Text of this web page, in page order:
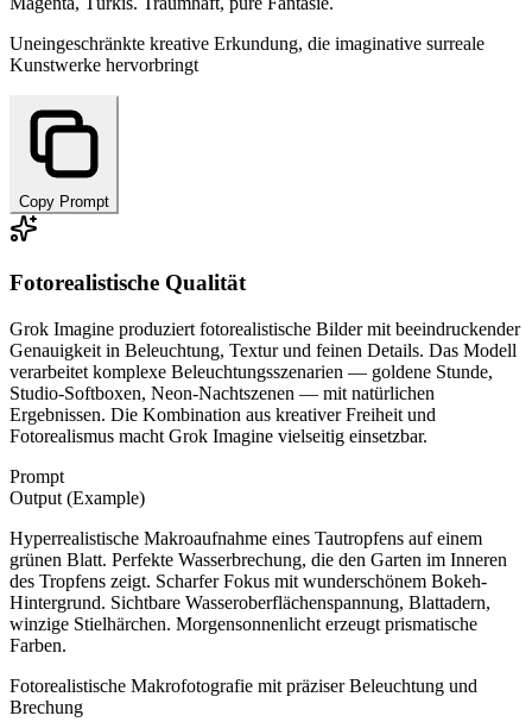
Uneingeschränkte kreative Erkundung, die imaginative surreale
Kunstwerke hervorbringt
Copy Prompt
Fotorealistische Qualität
Grok Imagine produziert fotorealistische Bilder mit beeindruckender
Genauigkeit in Beleuchtung, Textur und feinen Details. Das Modell
verarbeitet komplexe Beleuchtungsszenarien — goldene Stunde,
Studio-Softboxen, Neon-Nachtszenen — mit natürlichen
Ergebnissen. Die Kombination aus kreativer Freiheit und
Fotorealismus macht Grok Imagine vielseitig einsetzbar.
Prompt
Output (Example)
Hyperrealistische Makroaufnahme eines Tautropfens auf einem
grünen Blatt. Perfekte Wasserbrechung, die den Garten im Inneren
des Tropfens zeigt. Scharfer Fokus mit wunderschönem Bokeh-
Hintergrund. Sichtbare Wasseroberflächenspannung, Blattadern,
winzige Stielhärchen. Morgensonnenlicht erzeugt prismatische
Farben.
Fotorealistische Makrofotografie mit präziser Beleuchtung und
Brechung